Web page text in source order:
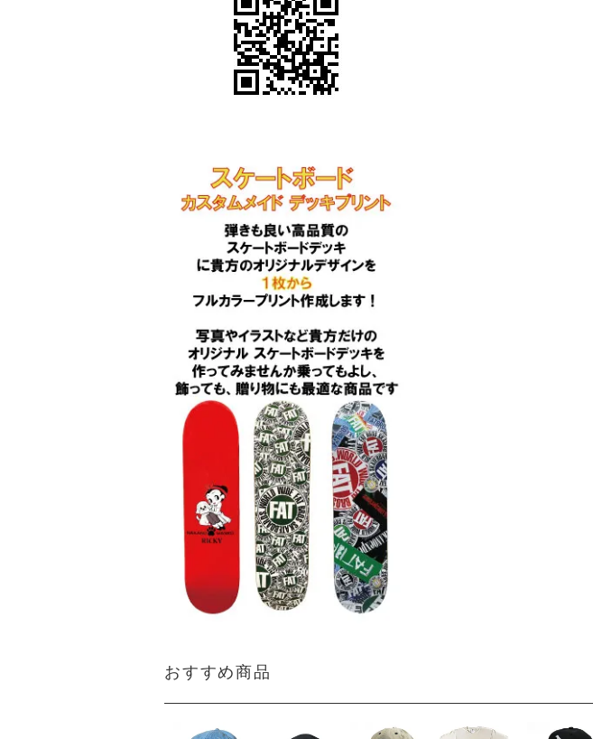
おすすめ商品